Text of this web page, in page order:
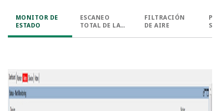
MONITOR DE
ESTADO
ESCANEO
TOTAL DE LA
FILTRACIÓN
DE AIRE